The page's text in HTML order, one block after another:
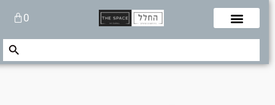
0עגלת
קניות
Search
Search Button